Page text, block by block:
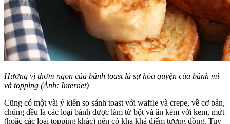
Hương vị thơm ngon của bánh toast là sự hòa quyện của bánh mì
và topping (Ảnh: Internet)
Cũng có một vài ý kiến so sánh toast với waffle và crepe, về cơ bản,
chúng đều là các loại bánh được làm từ bột và ăn kèm với kem, mứt
(hoặc các loại topping khác) nên có kha khá điểm tương đồng. Tuy